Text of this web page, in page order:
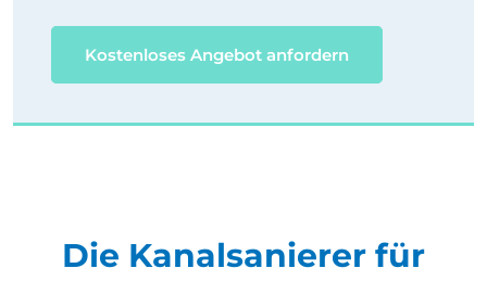
Kostenloses Angebot anfordern
Die Kanalsanierer für